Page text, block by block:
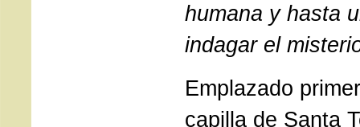
humana y hasta
indagar el
Emplazado
capilla de Santa